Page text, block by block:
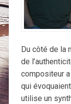
Du côté de la
de
compositeur
qui
utilise un